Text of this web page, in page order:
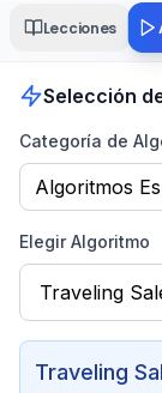
Lecciones
Selección
Categoría de
Elegir Algoritmo
Traveling